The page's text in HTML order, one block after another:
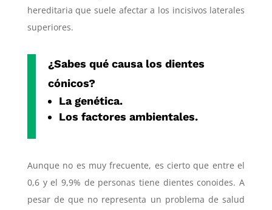
hereditaria que suele afectar a los incisivos laterales
superiores.
¿Sabes qué causa los dientes
cónicos?
La genética.
Los factores ambientales.
Aunque no es muy frecuente, es cierto que entre el
0,6 y el 9,9% de personas tiene dientes conoides. A
pesar de que no representa un problema de salud